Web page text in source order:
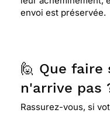
envoi est préservée.
🙋 Que faire
n'arrive pas
Rassurez-vous, si